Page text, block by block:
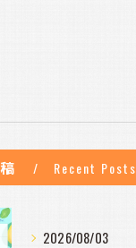
Recent Posts
2026/08/03